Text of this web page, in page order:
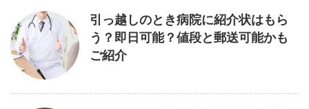
引っ越しのとき病院に紹介状はもら
う？即日可能？値段と郵送可能かも
ご紹介